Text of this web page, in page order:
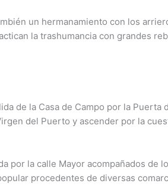
un hermanamiento con los
la trashumancia con grandes
de la Casa de Campo por la Puerta
del Puerto y ascender por la
por la calle Mayor acompañados de
procedentes de diversas